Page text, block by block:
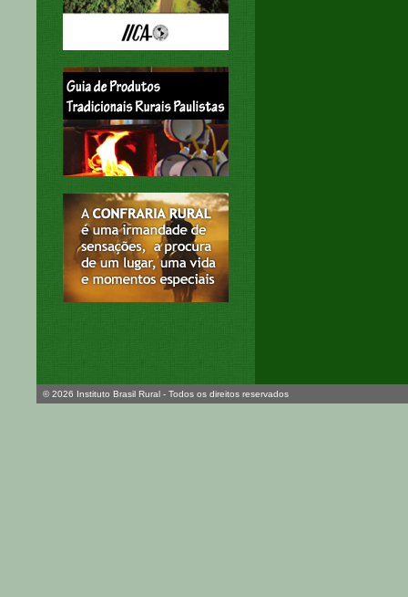
© 2026 Instituto Brasil Rural - Todos os direitos reservados